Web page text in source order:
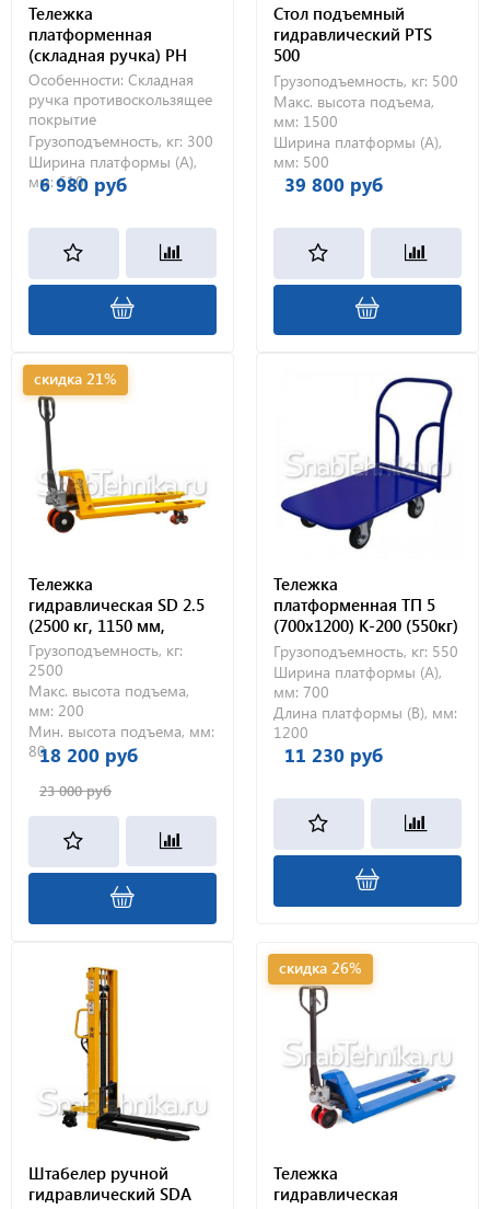
Тележка
платформенная
(складная ручка) PH
300
Особенности: Складная
ручка противоскользящее
покрытие
Грузоподъемность, кг: 300
Ширина платформы (А),
мм: 610
6 980 руб
Стол подъемный
гидравлический PTS
500
Грузоподъемность, кг: 500
Макс. высота подъема,
мм: 1500
Ширина платформы (А),
мм: 500
39 800 руб
скидка 21%
Тележка
гидравлическая SD 2.5
(2500 кг, 1150 мм,
полиуретановые
колеса)
Грузоподъемность, кг:
2500
Макс. высота подъема,
мм: 200
Мин. высота подъема, мм:
8018 200 руб
23 000 руб
Тележка
платформенная ТП 5
(700х1200) К-200 (550кг)
Грузоподъемность, кг: 550
Ширина платформы (А),
мм: 700
Длина платформы (В), мм:
1200
11 230 руб
Штабелер ручной
гидравлический SDA
скидка 26%
Тележка
гидравлическая